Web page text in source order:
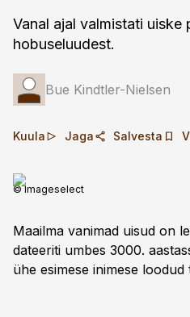
Vanal ajal valmistati uiske
hobuseluudest.
Bue Kindtler-Nielsen
Kuula Jaga Salvesta
© Imageselect
Maailma vanimad uisud on
dateeriti umbes 3000.
ühe esimese ­inimese